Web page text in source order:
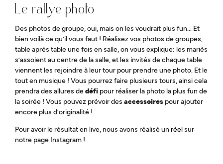
Le rallye photo
Des photos de groupe, oui, mais on les voudrait plus fun… Et
bien voilà ce qu’il vous faut ! Réalisez vos photos de groupes,
table après table une fois en salle, on vous explique: les mariés
s’assoient au centre de la salle, et les invités de chaque table
viennent les rejoindre à leur tour pour prendre une photo. Et le
tout en musique ! Vous pourrez faire plusieurs tours, ainsi cela
prendra des allures dedéfi pour réaliser la photo la plus fun de
la soirée ! Vous pouvez prévoir des accessoires pour ajouter
encore plus d’originalité !
Pour avoir le résultat en live, nous avons réalisé un réelsur
notre page Instagram !